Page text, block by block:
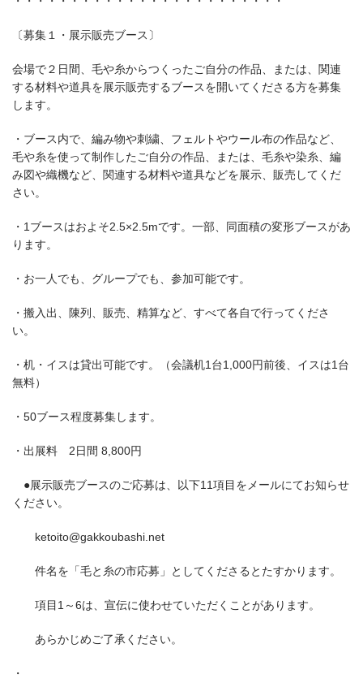
〔募集１・展示販売ブース〕
会場で２日間、毛や糸からつくったご自分の作品、または、関連
する材料や道具を展示販売するブースを開いてくださる方を募集
します。
・ブース内で、編み物や刺繍、フェルトやウール布の作品など、
毛や糸を使って制作したご自分の作品、または、毛糸や染糸、編
み図や織機など、関連する材料や道具などを展示、販売してくだ
さい。
・1ブースはおよそ2.5×2.5mです。一部、同面積の変形ブースがあ
ります。
・お一人でも、グループでも、参加可能です。
・搬入出、陳列、販売、精算など、すべて各自で行ってくださ
い。
・机・イスは貸出可能です。（会議机1台1,000円前後、イスは1台
無料）
・50ブース程度募集します。
・出展料 2日間 8,800円
●展示販売ブースのご応募は、以下11項目をメールにてお知らせ
ください。
ketoito@gakkoubashi.net
件名を「毛と糸の市応募」としてくださるとたすかります。
項目1～6は、宣伝に使わせていただくことがあります。
あらかじめご了承ください。
・